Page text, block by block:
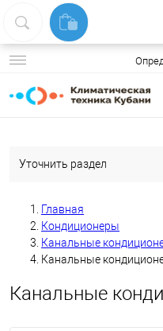
Уточнить раздел
Главная
Кондиционеры
Канальные
Канальные
Канальные